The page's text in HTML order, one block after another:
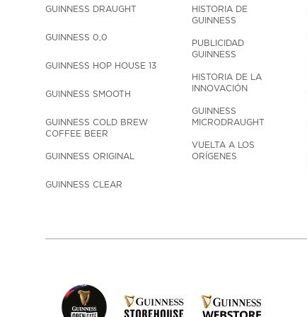
GUINNESS DRAUGHT
GUINNESS 0,0
GUINNESS HOP HOUSE 13
GUINNESS SMOOTH
GUINNESS COLD BREW
COFFEE BEER
GUINNESS ORIGINAL
GUINNESS CLEAR
HISTORIA DE
GUINNESS
PUBLICIDAD
GUINNESS
HISTORIA DE LA
INNOVACIÓN
GUINNESS
MICRODRAUGHT
VUELTA A LOS
ORÍGENES